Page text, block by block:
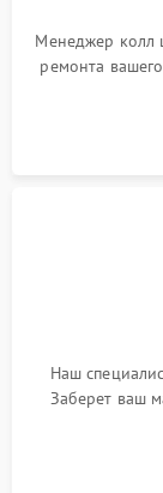
Менеджер колл
ремонта
Наш
Заберет ваш